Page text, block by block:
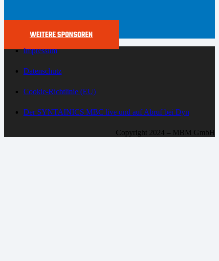
WEITERE SPONSOREN
Impressum
Datenschutz
Cookie-Richtlinie (EU)
Der SYNTAINICS MBC live und auf Abruf bei Dyn
Copyright 2024 – MBM GmbH